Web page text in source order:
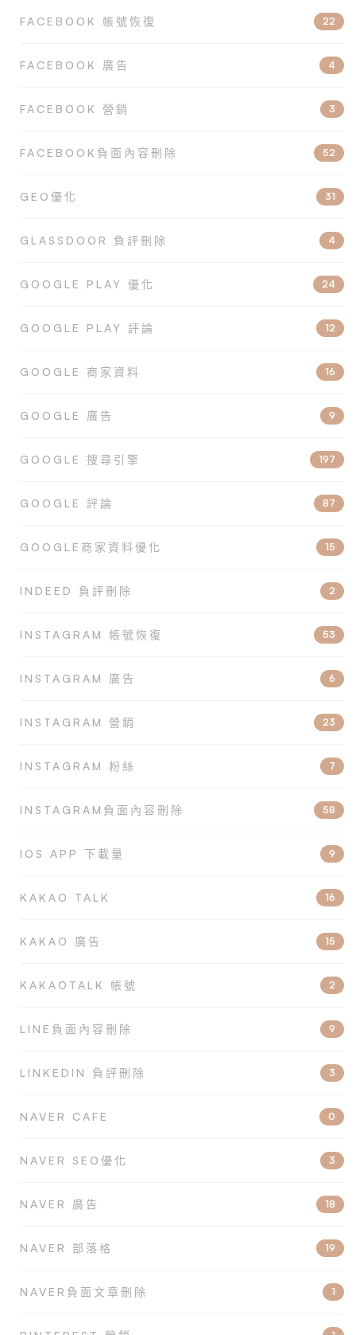
FACEBOOK 帳號恢復 22
FACEBOOK 廣告 4
FACEBOOK 營銷 3
FACEBOOK負面內容刪除 52
GEO優化 31
GLASSDOOR 負評刪除 4
GOOGLE PLAY 優化 24
GOOGLE PLAY 評論 12
GOOGLE 商家資料 16
GOOGLE 廣告 9
GOOGLE 搜尋引擎 197
GOOGLE 評論 87
GOOGLE商家資料優化 15
INDEED 負評刪除 2
INSTAGRAM 帳號恢復 53
INSTAGRAM 廣告 6
INSTAGRAM 營銷 23
INSTAGRAM 粉絲 7
INSTAGRAM負面內容刪除 58
IOS APP 下載量 9
KAKAO TALK 16
KAKAO 廣告 15
KAKAOTALK 帳號 2
LINE負面內容刪除 9
LINKEDIN 負評刪除 3
NAVER CAFE 0
NAVER SEO優化 3
NAVER 廣告 18
NAVER 部落格 19
NAVER負面文章刪除 1